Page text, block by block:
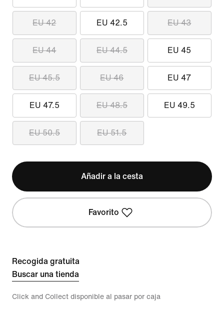
EU 42 EU 42.5 EU 43
EU 44 EU 44.5 EU 45
EU 45.5 EU 46 EU 47
EU 47.5 EU 48.5 EU 49.5
EU 50.5 EU 51.5
Añadir a la cesta
Favorito
Recogida gratuita
Buscar una tienda
Click and Collect disponible al pasar por caja